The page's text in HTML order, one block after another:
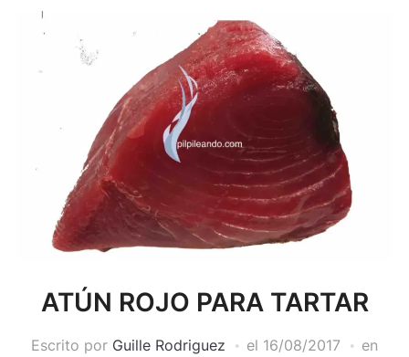
ATÚN ROJO PARA TARTAR
Escrito por Guille Rodriguez el 16/08/2017
en